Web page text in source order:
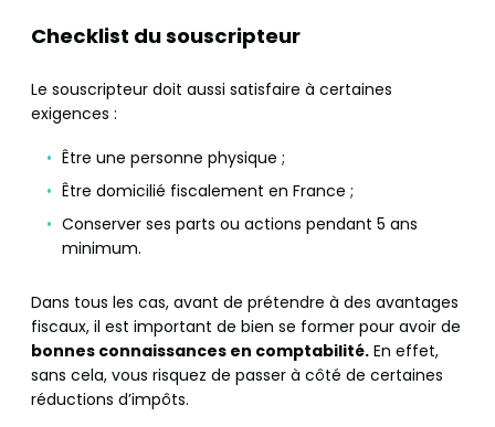
Checklist du souscripteur
Le souscripteur doit aussi satisfaire à certaines
exigences :
Être une personne physique ;
Être domicilié fiscalement en France ;
Conserver ses parts ou actions pendant 5 ans
minimum.
Dans tous les cas, avant de prétendre à des avantages
fiscaux, il est important de bien se former pour avoir de
bonnes connaissances en comptabilité. En effet,
sans cela, vous risquez de passer à côté de certaines
réductions d’impôts.